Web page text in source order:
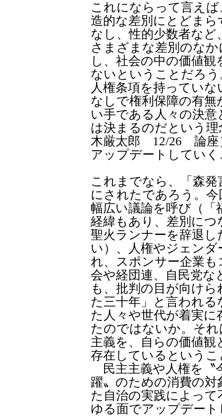
これにならって言え
造的な差別にとどま
なし、性的少数者な
さまざまな差別のな
し、社会の中の価値
ないということだろう
人権条項を持ってい
なしで権利保障の有
い手である人々の決
は決まるのだという
木厳太郎 12/26 論座
アップデートしてい
これまでなら、「森
にされたであろう。
幅広い議論を呼び（「
経緯もあり、差別に
聖火ランナーを辞退し
い）、人権やジェン
れ、スポンサー企業
会や経団連、自民党な
も、批判の目が向け
た三十年」と言われ
た人々や世代が着実
たのではないか。そ
主義を、自らの価値
存在しているというこ
民主主義や人権を〝
躍〟のための消費の
た自治の実践によっ
ゆる面でアップデー